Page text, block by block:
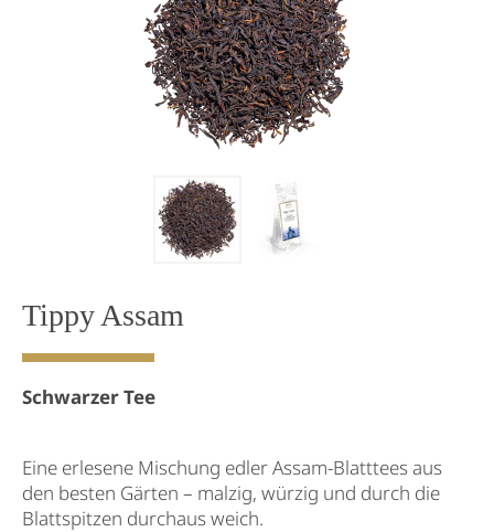
Tippy Assam
Schwarzer Tee
Eine erlesene Mischung edler Assam-Blatttees aus
den besten Gärten – malzig, würzig und durch die
Blattspitzen durchaus weich.